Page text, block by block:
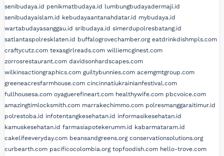
senibudaya.id penikmatbudaya.id lumbungbudayadermaji.id
senibudayaislam.id kebudayaantanahdatar.id mybudaya.id
wartabudayasanggau.id sribudaya.id simerdupolresbatang.id
satlantaspolresklaten.id buffalogrovechamber.org eatdrinkdishmpls.com
craftycutz.com texasgirlreads.com williemcginest.com
zorrosrestaurant.com davidsonhardscapes.com
wilkinsactiongraphics.com guiltybunnies.com acemgmtgroup.com
greeneacresfarmhouse.com cincinnatiukrainianfestival.com
fullhousesa.com oyaguerefineart.com healthywife.com pbcvoice.com
amazingtimlocksmith.com marrakechimmo.com polresmanggaraitimur.id
polrestoba.id infotentangkesehatan.id informasikesehatan.id
kamuskesehatan.id farmasiapotekerumm.id kabarmataram.id
cakelifeeveryday.com beansandgreens.org conservationsolutions.org
curbearth.com pacificocolombia.org topfoodish.com hello-trove.com